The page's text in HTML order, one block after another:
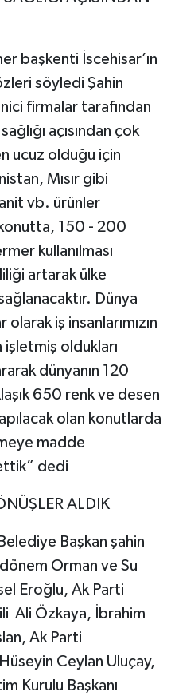
başkenti İscehisar’ın
söyledi Şahin
firmalar tarafından
açısından çok
ucuz olduğu için
Mısır gibi
vb. ürünler
konutta, 150 - 200
kullanılması
artarak ülke
Dünya
iş insanlarımızın
oldukları
dünyanın 120
650 renk ve desen
olan konutlarda
madde
dedi
ALDIK
Başkan şahin
Orman ve Su
Eroğlu, Ak Parti
Ali Özkaya, İbrahim
Ak Parti
Ceylan Uluçay,
Kurulu Başkanı